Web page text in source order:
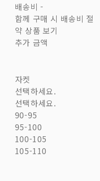
배송비 -
함께 구매 시 배송비 절
약 상품 보기
추가 금액
자켓
선택하세요.
선택하세요.
90-95
95-100
100-105
105-110